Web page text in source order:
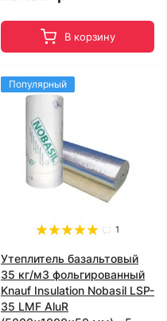
В корзину
Популярный
1
Утеплитель базальтовый
35 кг/м3 фольгированный
Knauf Insulation Nobasil LSP-
35 LMF AluR